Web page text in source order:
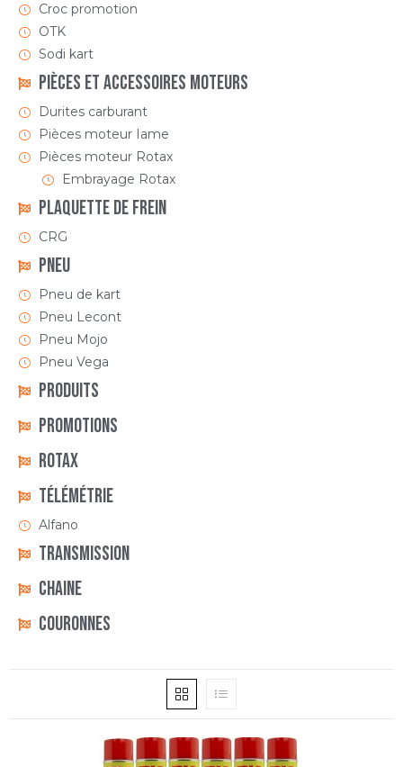
Croc promotion
OTK
Sodi kart
Pièces et accessoires moteurs
Durites carburant
Pièces moteur Iame
Pièces moteur Rotax
Embrayage Rotax
Plaquette de frein
CRG
Pneu
Pneu de kart
Pneu Lecont
Pneu Mojo
Pneu Vega
Produits
Promotions
Rotax
Télémétrie
Alfano
Transmission
Chaine
Couronnes